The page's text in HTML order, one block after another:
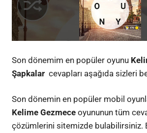
Son dönemim en popüler oyunu
Şapkalar cevapları aşağıda sizleri
Son dönemin en popüler mobil
Kelime Gezmece oyununun tüm
çözümlerini sitemizde bulabilirsiniz.